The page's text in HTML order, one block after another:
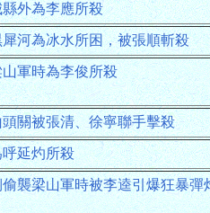
外為李應所殺
河為冰水所困，被張順斬殺
軍時為李俊所殺
關被張清、徐寧聯手擊殺
延灼所殺
襲梁山軍時被李逵引爆狂暴彈